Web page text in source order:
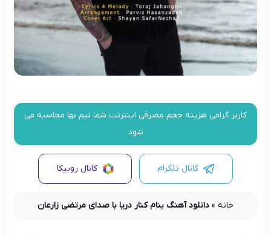
کاربر گرامی هزینه حجم مصرفی اینترنت شما نیم بها محاسبه می
شود
کانال تلگرام کانال روبیکا
خانه» دانلود آهنگ بنام کنار دریا با صدای مرتضی زارعان